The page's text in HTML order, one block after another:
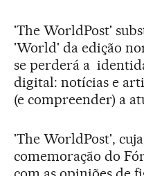
'The WorldPost'
'World' da edição
se perderá a
digital: notícias e
(e compreender) a
'The WorldPost',
comemoração do